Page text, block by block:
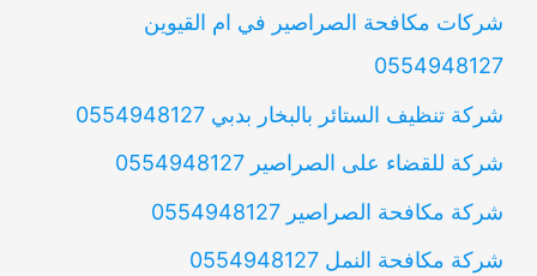
شركات مكافحة الصراصير في ام القيوين
0554948127
شركة تنظيف الستائر بالبخار بدبي 0554948127
شركة للقضاء على الصراصير 0554948127
شركة مكافحة الصراصير 0554948127
شركة مكافحة النمل 0554948127